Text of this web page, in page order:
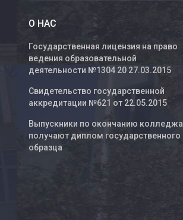
О НАС
Государственная лицензия на право
ведения образовательной
деятельности №1304 20 27.03.2015
Свидетельство государственной
аккредитации №621 от 22.05.2015
Выпускники по окончанию колледжа
получают диплом государственного
образца